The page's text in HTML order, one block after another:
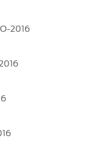
2016